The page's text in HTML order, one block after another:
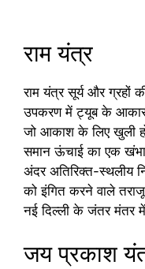
राम यंत्र
राम यंत्र सूर्य और ग्रहों
उपकरण में ट्यूब के आकार
जो आकाश के लिए खुली
समान ऊंचाई का एक
अंदर अतिरिक्त-स्थलीय
को इंगित करने वाले
नई दिल्ली के जंतर मंतर
जय प्रकाश